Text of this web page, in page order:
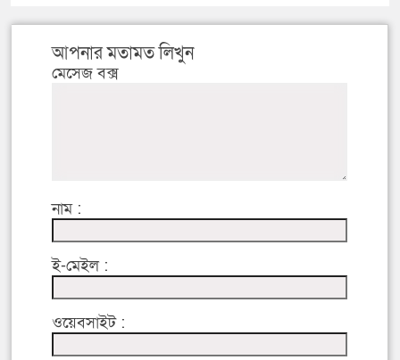
আপনার মতামত লিখুন
মেসেজ বক্স
নাম :
ই-মেইল :
ওয়েবসাইট :